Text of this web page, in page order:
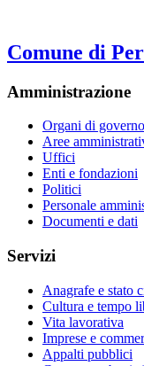
Comune di
Amministrazione
Organi di governo
Aree
Uffici
Enti e fondazioni
Politici
Personale
Documenti e dati
Servizi
Anagrafe e stato
Cultura e tempo
Vita lavorativa
Imprese e
Appalti pubblici